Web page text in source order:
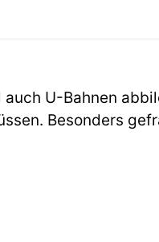
U-Bahnen
Besonders